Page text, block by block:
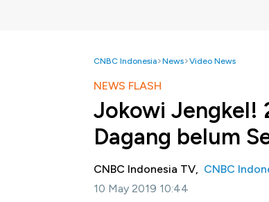
CNBC Indonesia News Video News
NEWS FLASH
Jokowi Jengkel!
Dagang belum
CNBC Indonesia TV, CNBC
10 May 2019 10:44